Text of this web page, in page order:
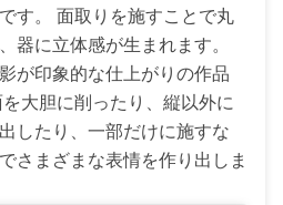
す。 面取りを施すことで丸
器に立体感が生まれます。
が印象的な仕上がりの作品
大胆に削ったり、縦以外に
したり、一部だけに施すな
さまざまな表情を作り出しま